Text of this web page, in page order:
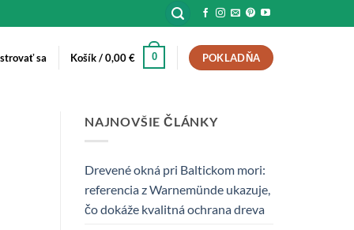
sa Košík /0,00€ 0 POKLADŇA
NAJNOVŠIE ČLÁNKY
Drevené okná pri Baltickom mori:
referencia z Warnemünde ukazuje,
čo dokáže kvalitná ochrana dreva